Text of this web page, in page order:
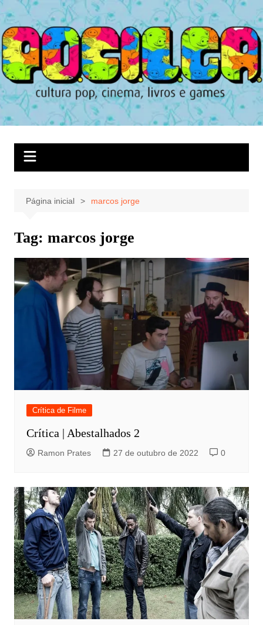
Ir
para
o
conteúdo
Página inicial marcos jorge
Tag: marcos jorge
Crítica de Filme
Crítica | Abestalhados 2
Ramon Prates 27 de outubro de 2022 0